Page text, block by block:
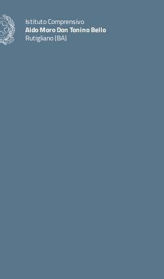
Istituto Comprensivo
Aldo Moro Don Tonino Bello
Rutigliano (BA)
— Visita la pagina iniziale della scuola